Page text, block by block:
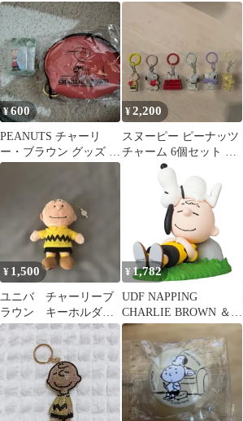
ン フィギュア カレン
ダー カバヤ食玩
腕時計 オトナミューズ
¥600
PEANUTS チャーリ
ー・ブラウン グッズ 2
点セット
¥2,200
スヌーピー ピーナッツ
チャーム 6個セット め
じるしアクセサリー コ
ンプリート
¥ 1,500
ユニバ チャーリーブ
ラウン キーホルダ
ー ぬいぐるみ スヌ
ーピー
¥1,782
UDF NAPPING
CHARLIE BROWN ＆
SNOOPY